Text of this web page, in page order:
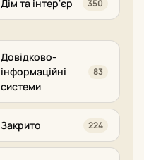
Дім та інтер'єр 350
Довідково-
інформаційні
системи
83
Закрито 224